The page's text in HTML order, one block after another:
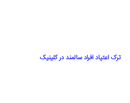
ترک اعتیاد افراد سالمند در کلینیک